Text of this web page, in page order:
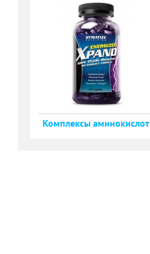
Комплексы аминокислот